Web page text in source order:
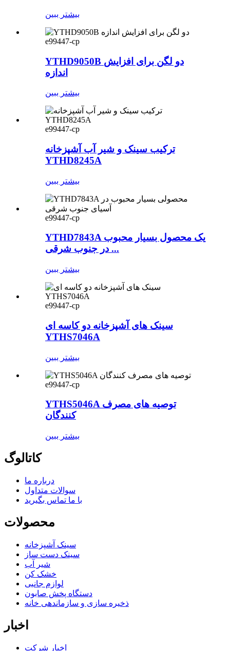
بیشتر ببین
e99447-cp
YTHD9050B دو لگن برای افزایش
اندازه
بیشتر ببین
e99447-cp
ترکیب سینک و شیر آب آشپزخانه
YTHD8245A
بیشتر ببین
e99447-cp
YTHD7843A یک محصول بسیار محبوب
در جنوب شرقی ...
بیشتر ببین
e99447-cp
سینک های آشپزخانه دو کاسه ای
YTHS7046A
بیشتر ببین
e99447-cp
YTHS5046A توصیه های مصرف
کنندگان
بیشتر ببین
کاتالوگ
درباره ما
سوالات متداول
با ما تماس بگیرید
محصولات
سینک آشپزخانه
سینک دست ساز
شير آب
خشک کن
لوازم جانبی
دستگاه پخش صابون
ذخیره سازی و سازماندهی خانه
اخبار
اخبار شرکت